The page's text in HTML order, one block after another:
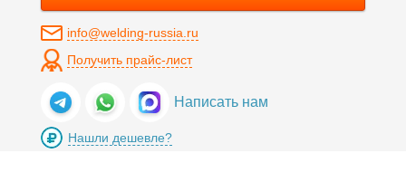
info@welding-russia.ru
Получить прайс-лист
Написать нам
Нашли дешевле?